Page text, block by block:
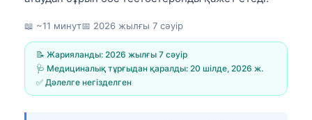
📖 ~11 минут📅 2026 жылғы 7 сәуір
📝 Жарияланды: 2026 жылғы 7 сәуір
🩺 Медициналық тұрғыдан қаралды: 20 шілде, 2026 ж.
✅ Дәлелге негізделген